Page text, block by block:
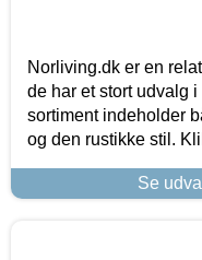
Norliving.dk er en
de har et stort udvalg
sortiment indeholder
og den rustikke stil.
Se